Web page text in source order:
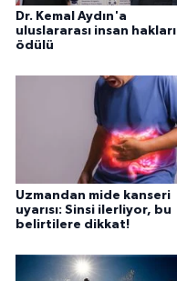
Dr. Kemal Aydın'a
uluslararası insan hakları
ödülü
Uzmandan mide kanseri
uyarısı: Sinsi ilerliyor, bu
belirtilere dikkat!